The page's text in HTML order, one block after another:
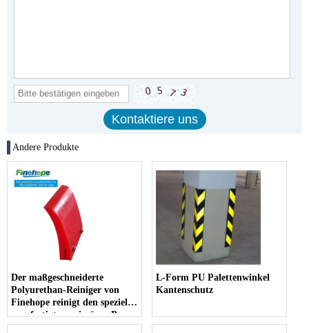
Andere Produkte
Der maßgeschneiderte
Polyurethan-Reiniger von
Finehope reinigt den speziell
angefertigten primären Pu-
Schaber, den Förderband-
L-Form PU Palettenwinkel
Kantenschutz